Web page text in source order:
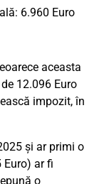
6.960 Euro
aceasta
12.096 Euro
impozit, în
și ar primi o
Euro) ar fi
o